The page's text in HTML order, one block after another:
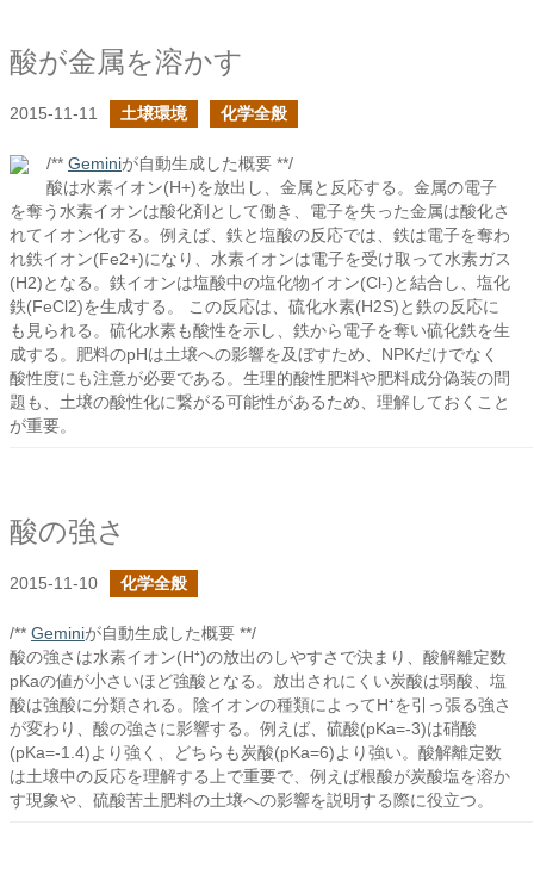
酸が金属を溶かす
2015-11-11 土壌環境 化学全般
/** Geminiが自動生成した概要 **/
酸は水素イオン(H+)を放出し、金属と反応する。金属の電子
を奪う水素イオンは酸化剤として働き、電子を失った金属は酸化さ
れてイオン化する。例えば、鉄と塩酸の反応では、鉄は電子を奪わ
れ鉄イオン(Fe2+)になり、水素イオンは電子を受け取って水素ガス
(H2)となる。鉄イオンは塩酸中の塩化物イオン(Cl-)と結合し、塩化
鉄(FeCl2)を生成する。 この反応は、硫化水素(H2S)と鉄の反応に
も見られる。硫化水素も酸性を示し、鉄から電子を奪い硫化鉄を生
成する。肥料のpHは土壌への影響を及ぼすため、NPKだけでなく
酸性度にも注意が必要である。生理的酸性肥料や肥料成分偽装の問
題も、土壌の酸性化に繋がる可能性があるため、理解しておくこと
が重要。
酸の強さ
2015-11-10 化学全般
/** Geminiが自動生成した概要 **/
酸の強さは水素イオン(H⁺)の放出のしやすさで決まり、酸解離定数
pKaの値が小さいほど強酸となる。放出されにくい炭酸は弱酸、塩
酸は強酸に分類される。陰イオンの種類によってH⁺を引っ張る強さ
が変わり、酸の強さに影響する。例えば、硫酸(pKa=-3)は硝酸
(pKa=-1.4)より強く、どちらも炭酸(pKa=6)より強い。酸解離定数
は土壌中の反応を理解する上で重要で、例えば根酸が炭酸塩を溶か
す現象や、硫酸苦土肥料の土壌への影響を説明する際に役立つ。